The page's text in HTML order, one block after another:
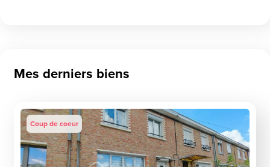
Mes derniers biens
Coup de coeur